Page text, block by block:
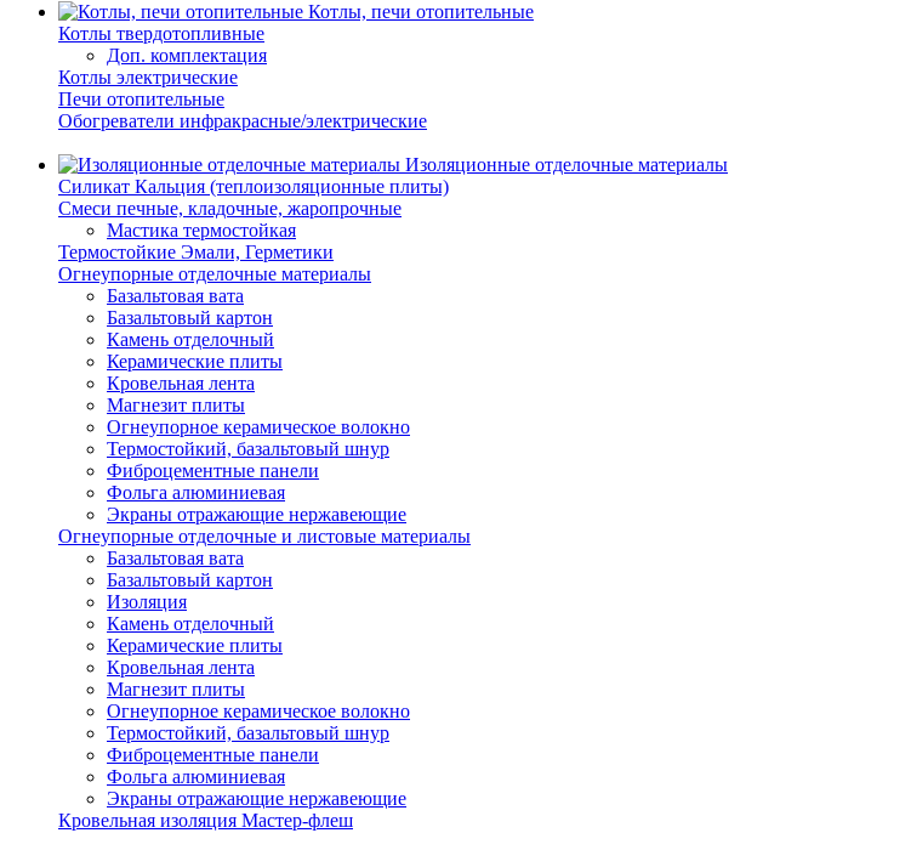
Котлы, печи отопительные
Котлы твердотопливные
Доп. комплектация
Котлы электрические
Печи отопительные
Обогреватели инфракрасные/электрические
Изоляционные отделочные материалы
Силикат Кальция (теплоизоляционные плиты)
Смеси печные, кладочные, жаропрочные
Мастика термостойкая
Термостойкие Эмали, Герметики
Огнеупорные отделочные материалы
Базальтовая вата
Базальтовый картон
Камень отделочный
Керамические плиты
Кровельная лента
Магнезит плиты
Огнеупорное керамическое волокно
Термостойкий, базальтовый шнур
Фиброцементные панели
Фольга алюминиевая
Экраны отражающие нержавеющие
Огнеупорные отделочные и листовые материалы
Базальтовая вата
Базальтовый картон
Изоляция
Камень отделочный
Керамические плиты
Кровельная лента
Магнезит плиты
Огнеупорное керамическое волокно
Термостойкий, базальтовый шнур
Фиброцементные панели
Фольга алюминиевая
Экраны отражающие нержавеющие
Кровельная изоляция Мастер-флеш